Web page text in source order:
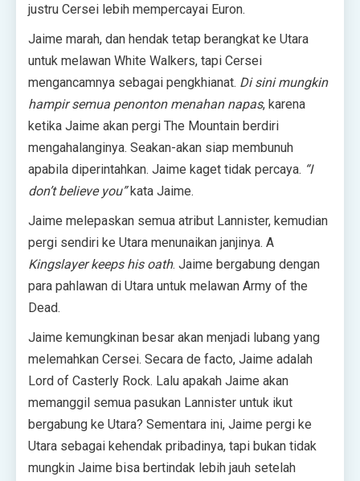
justru Cersei lebih mempercayai Euron.
Jaime marah, dan hendak tetap berangkat ke Utara
untuk melawan White Walkers, tapi Cersei
mengancamnya sebagai pengkhianat. Di sini mungkin
hampir semua penonton menahan napas, karena
ketika Jaime akan pergi The Mountain berdiri
mengahalanginya. Seakan-akan siap membunuh
apabila diperintahkan. Jaime kaget tidak percaya. “I
don’t believe you”kata Jaime.
Jaime melepaskan semua atribut Lannister, kemudian
pergi sendiri ke Utara menunaikan janjinya. A
Kingslayer keeps his oath. Jaime bergabung dengan
para pahlawan di Utara untuk melawan Army of the
Dead.
Jaime kemungkinan besar akan menjadi lubang yang
melemahkan Cersei. Secara de facto, Jaime adalah
Lord of Casterly Rock. Lalu apakah Jaime akan
memanggil semua pasukan Lannister untuk ikut
bergabung ke Utara? Sementara ini, Jaime pergi ke
Utara sebagai kehendak pribadinya, tapi bukan tidak
mungkin Jaime bisa bertindak lebih jauh setelah